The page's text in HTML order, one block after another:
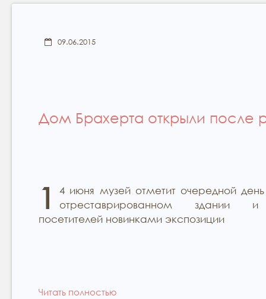
09.06.2015
Дом Брахерта открыли после
1
4 июня музей отметит очередной
отреставрированном здании
посетителей новинками экспозиции
Читать полностью